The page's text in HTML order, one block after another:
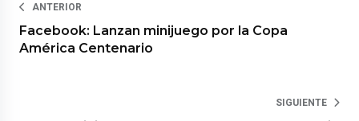
ANTERIOR
Facebook: Lanzan minijuego por la Copa
América Centenario
SIGUIENTE